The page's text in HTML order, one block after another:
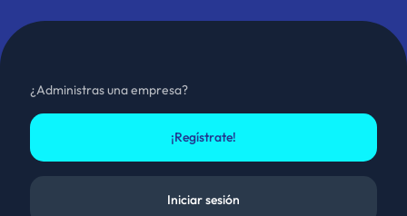
¿Administras una empresa?
¡Regístrate!
Iniciar sesión